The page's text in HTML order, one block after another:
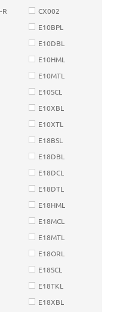
R
CX002
E10BPL
E10DBL
E10HML
E10MTL
E10SCL
E10XBL
E10XTL
E18BSL
E18DBL
E18DCL
E18DTL
E18HML
E18MCL
E18MTL
E18ORL
E18SCL
E18TKL
E18XBL